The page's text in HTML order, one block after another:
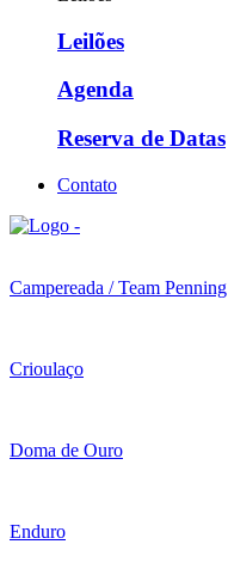
Leilões
Agenda
Reserva de Datas
Contato
Campereada / Team Penning
Crioulaço
Doma de Ouro
Enduro